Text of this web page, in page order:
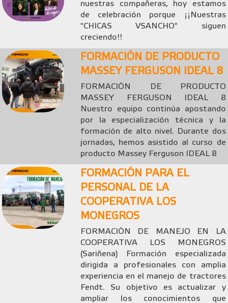
nuestras compañeras, hoy estamos
de celebración porque ¡¡Nuestras
"CHICAS VSANCHO" siguen
creciendo!!
FORMACIÓN DE PRODUCTO
MASSEY FERGUSON IDEAL 8
FORMACIÓN DE PRODUCTO
MASSEY FERGUSON IDEAL 8
Nuestro equipo continúa apostando
por la especialización técnica y la
formación de alto nivel. Durante dos
jornadas, hemos asistido al curso de
producto Massey Ferguson IDEAL 8
FORMACIÓN PARA EL
PERSONAL DE LA
COOPERATIVA LOS
MONEGROS
FORMACIÓN DE MANEJO EN LA
COOPERATIVA LOS MONEGROS
(Sariñena) Formación especializada
dirigida a profesionales con amplia
experiencia en el manejo de tractores
Fendt. Su objetivo es actualizar y
ampliar los conocimientos que